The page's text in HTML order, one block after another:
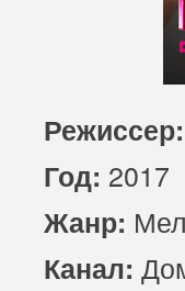
93 серия
Режиссер:
Год: 2017
Жанр:
Канал: